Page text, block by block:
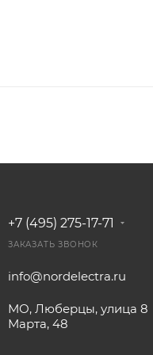
+7 (495) 275-17-71
ЗАКАЗАТЬ ЗВОНОК
info@nordelectra.ru
МО, Люберцы, улица 8
Марта, 48